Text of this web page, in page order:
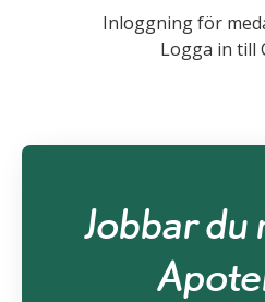
Inloggning för
Logga in till
Jobbar du